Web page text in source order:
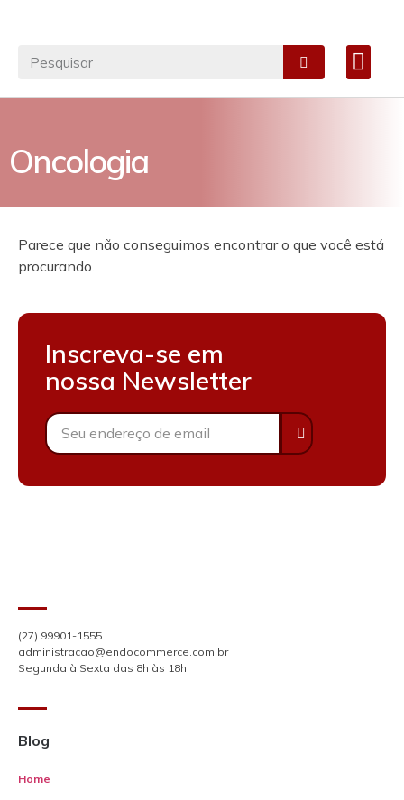
Oncologia
Parece que não conseguimos encontrar o que você está
procurando.
Inscreva-se em
nossa Newsletter
(27) 99901-1555
administracao@endocommerce.com.br
Segunda à Sexta das 8h às 18h
Blog
Home